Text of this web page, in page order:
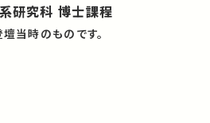
研究科 博士課程
当時のものです。